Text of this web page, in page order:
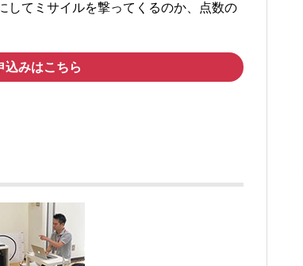
してミサイルを撃ってくるのか、点数の
込みはこちら